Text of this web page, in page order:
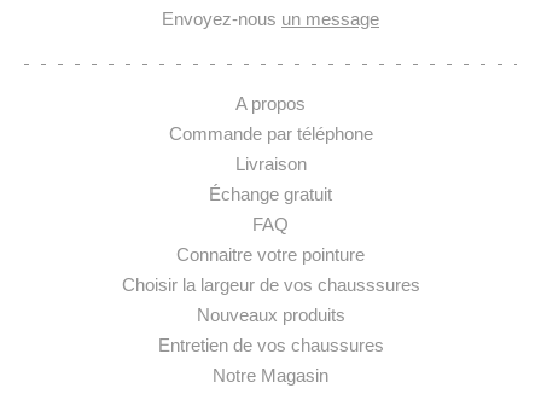
Envoyez-nous un message
A propos
Commande par téléphone
Livraison
Échange gratuit
FAQ
Connaitre votre pointure
Choisir la largeur de vos chausssures
Nouveaux produits
Entretien de vos chaussures
Notre Magasin